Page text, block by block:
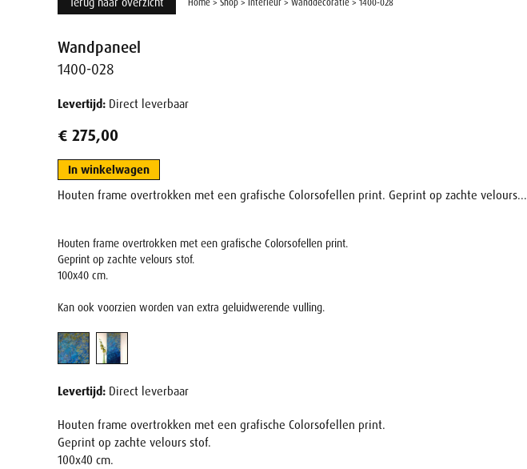
Home > Shop > Interieur > Wanddecoratie > 1400-028
Wandpaneel
1400-028
Levertijd: Direct leverbaar
€ 275,00
In winkelwagen
Houten frame overtrokken met een grafische Colorsofellen print. Geprint op zachte velours...
Houten frame overtrokken met een grafische Colorsofellen print.
Geprint op zachte velours stof.
100x40 cm.
Kan ook voorzien worden van extra geluidwerende vulling.
Levertijd: Direct leverbaar
Houten frame overtrokken met een grafische Colorsofellen print.
Geprint op zachte velours stof.
100x40 cm.